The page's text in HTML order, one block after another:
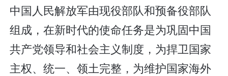
中国人民解放军由现役部队和预备役部队
组成，在新时代的使命任务是为巩固中国
共产党领导和社会主义制度，为捍卫国家
主权、统一、领土完整，为维护国家海外